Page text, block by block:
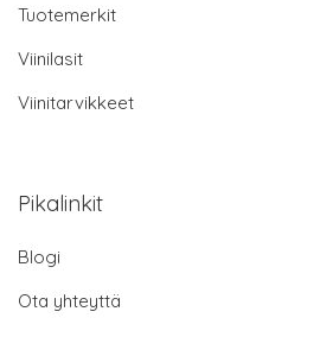
Tuotemerkit
Viinilasit
Viinitarvikkeet
Pikalinkit
Blogi
Ota yhteyttä